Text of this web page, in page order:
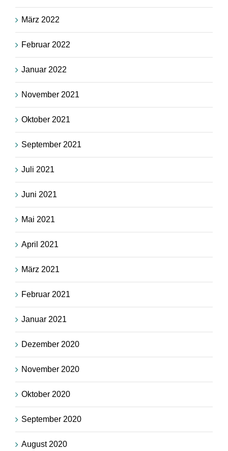
März 2022
Februar 2022
Januar 2022
November 2021
Oktober 2021
September 2021
Juli 2021
Juni 2021
Mai 2021
April 2021
März 2021
Februar 2021
Januar 2021
Dezember 2020
November 2020
Oktober 2020
September 2020
August 2020